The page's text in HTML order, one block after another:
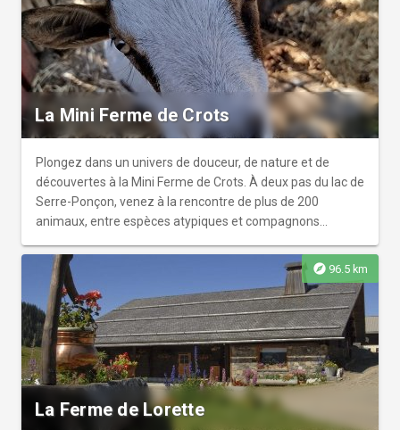
La Mini Ferme de Crots
Plongez dans un univers de douceur, de nature et de
découvertes à la Mini Ferme de Crots. À deux pas du lac de
Serre-Ponçon, venez à la rencontre de plus de 200
animaux, entre espèces atypiques et compagnons
explore 96.5 km
La Ferme de Lorette